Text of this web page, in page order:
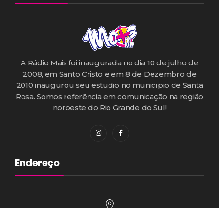
A Rádio Mais foi inaugurada no dia 10 de julho de
2008, em Santo Cristo e em 8 de Dezembro de
2010 inaugurou seu estúdio no município de Santa
Rosa. Somos referência em comunicação na região
noroeste do Rio Grande do Sul!
Endereço